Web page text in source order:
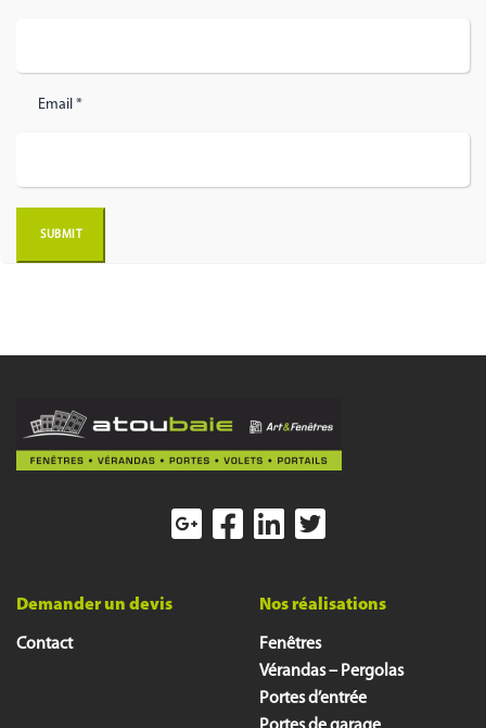
Email *
Demander un devis
Contact
Nos réalisations
Fenêtres
Vérandas – Pergolas
Portes d’entrée